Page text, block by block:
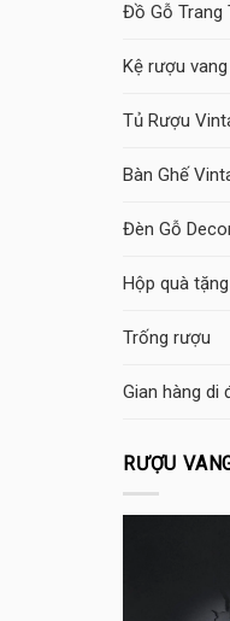
Đồ Gỗ Trang
Kệ rượu vang
Tủ Rượu
Bàn Ghế
Đèn Gỗ
Hộp quà tặng
Trống rượu
Gian hàng di
RƯỢU